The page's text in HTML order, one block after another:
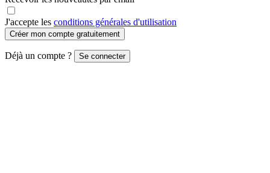
J'accepte les conditions générales d'utilisation
Créer mon compte gratuitement
Déjà un compte ? Se connecter